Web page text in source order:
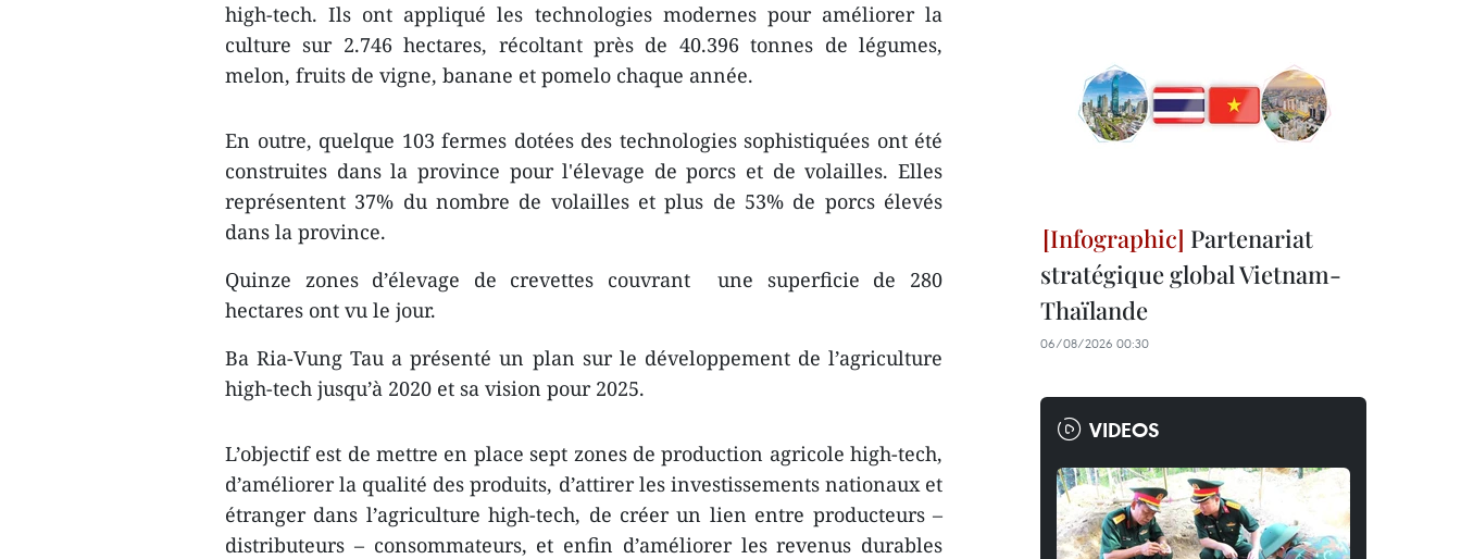
high-tech. Ils ont appliqué les technologies modernes pour améliorer la
culture sur 2.746 hectares, récoltant près de 40.396 tonnes de légumes,
melon, fruits de vigne, banane et pomelo chaque année.
En outre, quelque 103 fermes dotées des technologies sophistiquées ont été
construites dans la province pour l'élevage de porcs et de volailles. Elles
représentent 37% du nombre de volailles et plus de 53% de porcs élevés
dans la province.
Quinze zones d’élevage de crevettes couvrant une superficie de 280
hectares ont vu le jour.
Ba Ria-Vung Tau a présenté un plan sur le développement de l’agriculture
high-tech jusqu’à 2020 et sa vision pour 2025.
L’objectif est de mettre en place sept zones de production agricole high-tech,
d’améliorer la qualité des produits, d’attirer les investissements nationaux et
étranger dans l’agriculture high-tech, de créer un lien entre producteurs –
distributeurs – consommateurs, et enfin d’améliorer les revenus durables
Partenariat
stratégique global Vietnam-
Thaïlande
06/08/2026 00:30
VIDEOS